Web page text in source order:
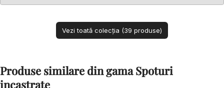
Vezi toată colecția (39 produse)
Produse similare din gama Spoturi
incastrate